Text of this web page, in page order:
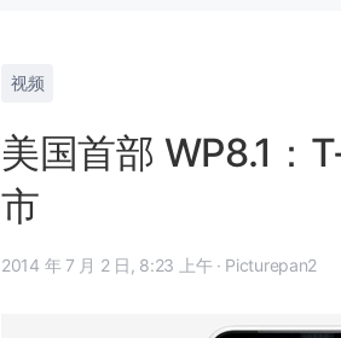
视频
美国首部 WP8.1：
市
2014 年 7 月 2 日, 8:23 上午 · Picturepan2